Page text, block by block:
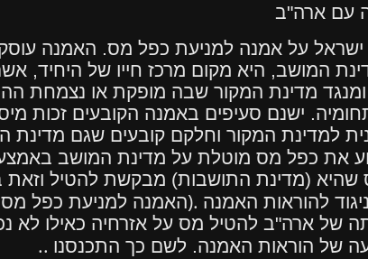
עם ארה"ב
על אמנה למניעת כפל מס. האמנה
המושב, היא מקום מרכז חייו של היחיד,
ומנגד מדינת המקור שבה מופקת או נצמחת
ישנם סעיפים באמנה הקובעים זכות
למדינת המקור וחלקם קובעים שגם
את כפל מס מוטלת על מדינת המושב
שהיא (מדינת התושבות) מבקשת להטיל
להוראות האמנה ).האמנה למניעת כפל מס
של ארה"ב להטיל מס על אזרחיה כאילו לא
של הוראות האמנה. לשם כך התכנסנו ..